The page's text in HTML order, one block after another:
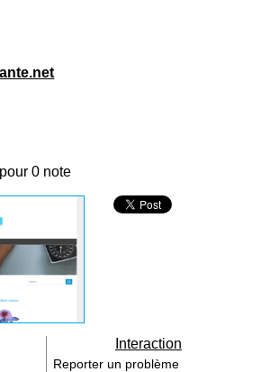
0 note
Interaction
Reporter un problème